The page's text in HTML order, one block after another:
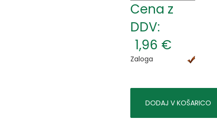
Cena z
DDV:
1,96 €
Zaloga
DODAJ V KOŠARICO